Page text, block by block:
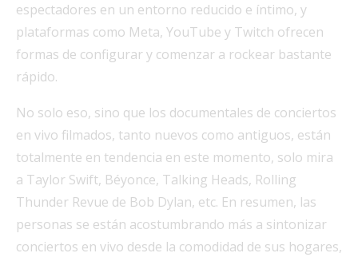
espectadores en un entorno reducido e íntimo, y
plataformas como Meta, YouTube y Twitch ofrecen
formas de configurar y comenzar a rockear bastante
rápido.
No solo eso, sino que los documentales de conciertos
en vivo filmados, tanto nuevos como antiguos, están
totalmente en tendencia en este momento, solo mira
a Taylor Swift, Béyonce, Talking Heads, Rolling
Thunder Revue de Bob Dylan, etc. En resumen, las
personas se están acostumbrando más a sintonizar
conciertos en vivo desde la comodidad de sus hogares,